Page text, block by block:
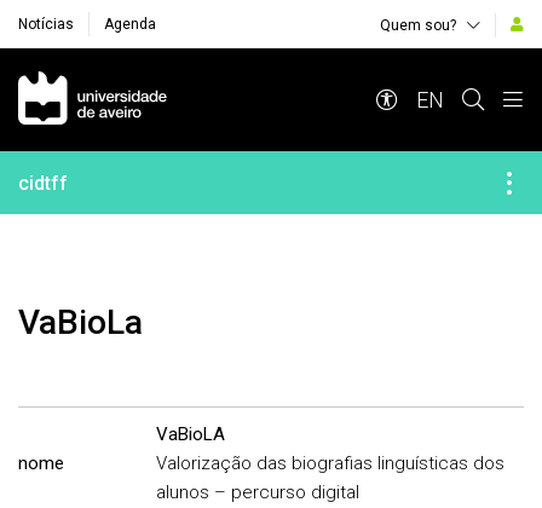
Notícias Agenda Quem sou?
Navegação Principal
EN
cidtff
VaBioLa
nome
VaBioLA
Valorização das biografias linguísticas dos
alunos – percurso digital